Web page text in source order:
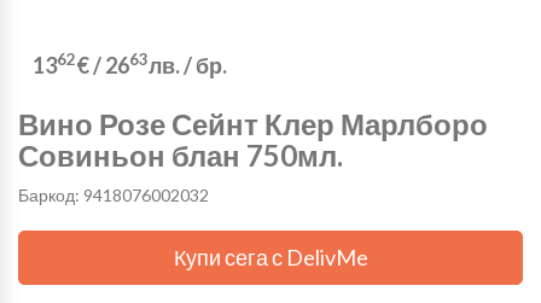
1362€/2663лв./ бр.
Вино Розе Сейнт Клер Марлборо
Совиньон блан 750мл.
Баркод: 9418076002032
Купи сега с DelivMe